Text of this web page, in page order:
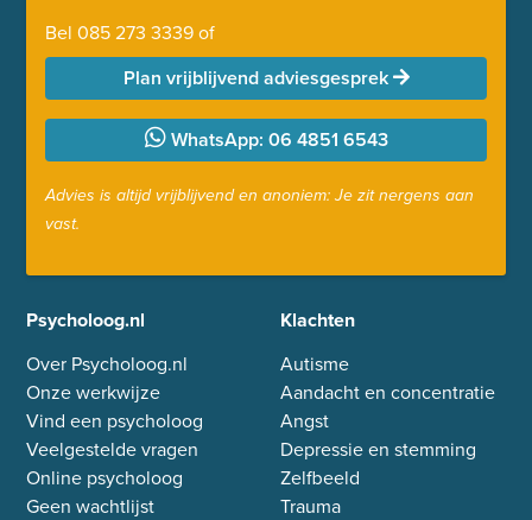
Bel 085 273 3339of
Plan vrijblijvend adviesgesprek
WhatsApp: 06 4851 6543
Advies is altijd vrijblijvend en anoniem: Je zit nergens aan
vast.
Psycholoog.nl
Over Psycholoog.nl
Onze werkwijze
Vind een psycholoog
Veelgestelde vragen
Online psycholoog
Geen wachtlijst
Klachten
Autisme
Aandacht en concentratie
Angst
Depressie en stemming
Zelfbeeld
Trauma